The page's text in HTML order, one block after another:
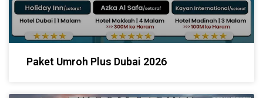
Paket Umroh Plus Dubai 2026